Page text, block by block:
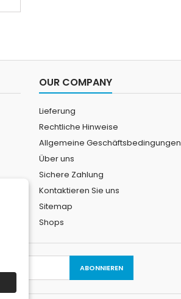
OUR COMPANY
Lieferung
Rechtliche Hinweise
Allgemeine Geschäftsbedingungen
Über uns
Sichere Zahlung
Kontaktieren Sie uns
Sitemap
Shops